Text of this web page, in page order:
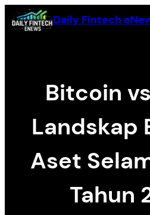
Skip
to
Daily Fintech
Bitcoin
Landskap
Aset
Tahun